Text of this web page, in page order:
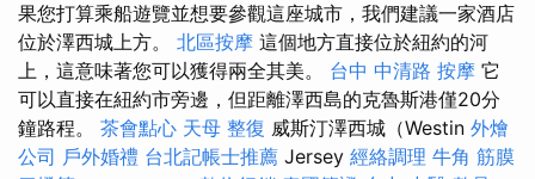
果您打算乘船遊覽並想要參觀這座城市，我們建議一家酒店
位於澤西城上方。 北區按摩 這個地方直接位於紐約的河
上，這意味著您可以獲得兩全其美。 台中 中清路 按摩 它
可以直接在紐約市旁邊，但距離澤西島的克魯斯港僅20分
鐘路程。 茶會點心 天母 整復 威斯汀澤西城（Westin 外燴
公司 戶外婚禮 台北記帳士推薦 Jersey 經絡調理 牛角 筋膜